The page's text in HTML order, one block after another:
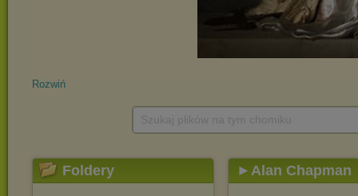
Rozwiń
Foldery ►Alan Chapman